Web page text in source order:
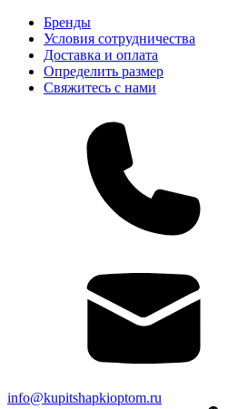
Бренды
Условия сотрудничества
Доставка и оплата
Определить размер
Свяжитесь с нами
info@kupitshapkioptom.ru